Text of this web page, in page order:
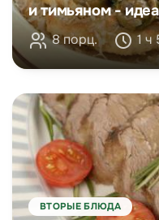
и тимьяном -
8 порц. 1 ч
ВТОРЫЕ БЛЮДА